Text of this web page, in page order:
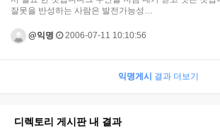
잘못을 반성하는 사람은 발전가능성…
@익명 2006-07-11 10:10:56
익명게시 결과 더보기
디렉토리 게시판 내 결과